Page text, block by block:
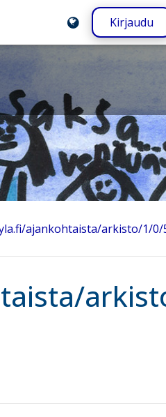
Kirjaudu
ajankohtaista/arkisto/1/0/